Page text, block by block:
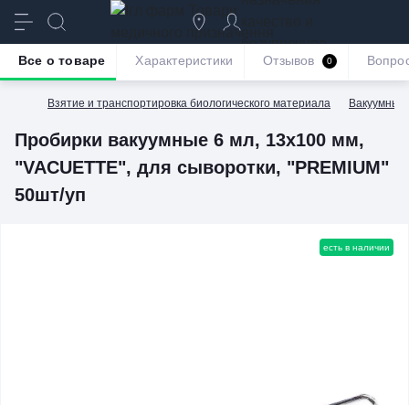
безупречное
обслуживание
Взятие и транспортировка биологического материала Вакуумные
Пробирки вакуумные 6 мл, 13х100 мм,
"VACUETTE", для сыворотки, "PREMIUM"
50шт/уп
Все о товаре Характеристики Отзывов 0
есть в наличии